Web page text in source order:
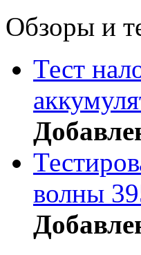
Обзоры и
Тест
волны